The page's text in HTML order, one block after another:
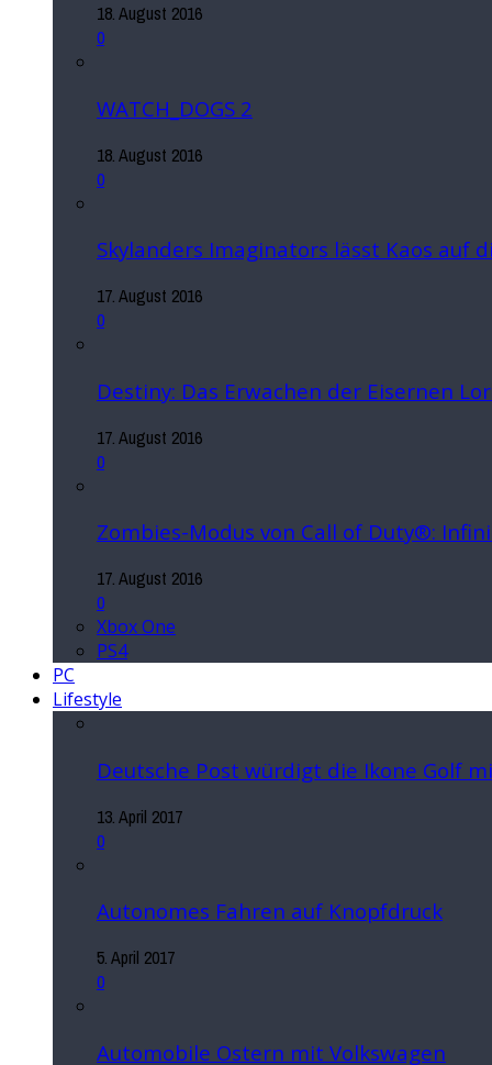
18. August 2016
0
WATCH_DOGS 2
18. August 2016
0
Skylanders Imaginators lässt Kaos auf
17. August 2016
0
Destiny: Das Erwachen der Eisernen
17. August 2016
0
Zombies-Modus von Call of Duty®:
17. August 2016
0
Xbox One
PS4
PC
Lifestyle
Deutsche Post würdigt die Ikone Golf
13. April 2017
0
Autonomes Fahren auf Knopfdruck
5. April 2017
0
Automobile Ostern mit Volkswagen